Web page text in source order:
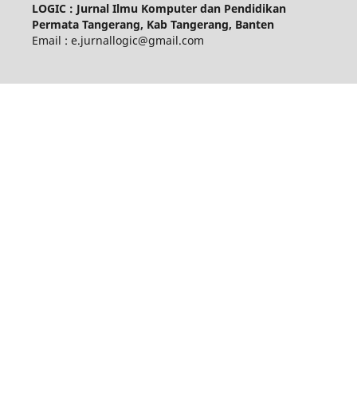
LOGIC : Jurnal Ilmu Komputer dan Pendidikan
Permata Tangerang, Kab Tangerang, Banten
Email : e.jurnallogic@gmail.com